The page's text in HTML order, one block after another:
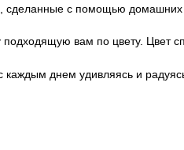
сделанные с помощью
вам по цвету. Цвет
каждым днем удивляясь и